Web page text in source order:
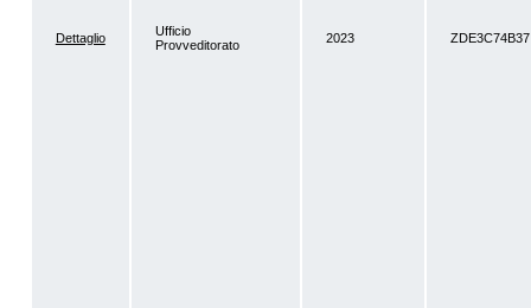
Dettaglio
Ufficio
Provveditorato
2023 ZDE3C74B37